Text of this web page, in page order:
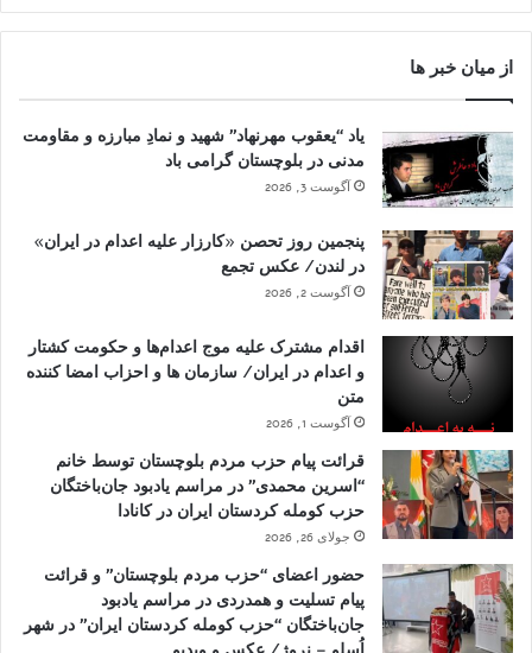
از میان خبر ها
یاد “یعقوب مهرنهاد” شهید و نمادِ مبارزه و مقاومت
مدنی در بلوچستان گرامی باد
آگوست 3, 2026
پنجمین روز تحصن «کارزار علیه اعدام در ایران»
در لندن/ عکس تجمع
آگوست 2, 2026
اقدام مشترک علیه موج اعدام‌ها و حکومت کشتار
و اعدام در ایران/ سازمان ها و احزاب امضا کننده
متن
آگوست 1, 2026
قرائت پیام حزب مردم بلوچستان توسط خانم
“اسرین محمدی” در مراسم یادبود جان‌باختگان
حزب کومله کردستان ایران در کانادا
جولای 26, 2026
حضور اعضای “حزب مردم بلوچستان” و قرائت
پیام تسلیت و همدردی در مراسم یادبود
جان‌باختگان “حزب کومله کردستان ایران” در شهر